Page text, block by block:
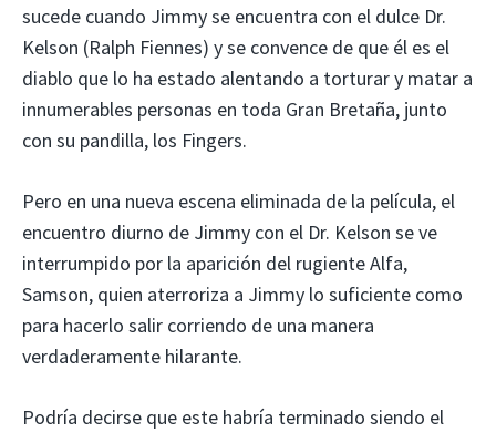
sucede cuando Jimmy se encuentra con el dulce Dr.
Kelson (Ralph Fiennes) y se convence de que él es el
diablo que lo ha estado alentando a torturar y matar a
innumerables personas en toda Gran Bretaña, junto
con su pandilla, los Fingers.
Pero en una nueva escena eliminada de la película, el
encuentro diurno de Jimmy con el Dr. Kelson se ve
interrumpido por la aparición del rugiente Alfa,
Samson, quien aterroriza a Jimmy lo suficiente como
para hacerlo salir corriendo de una manera
verdaderamente hilarante.
Podría decirse que este habría terminado siendo el